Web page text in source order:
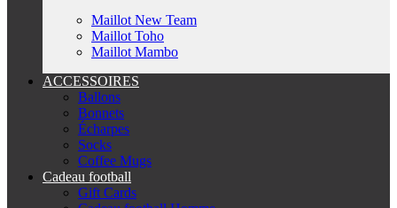
Maillot New Team
Maillot Toho
Maillot Mambo
ACCESSOIRES
Ballons
Bonnets
Écharpes
Socks
Coffee Mugs
Cadeau football
Gift Cards